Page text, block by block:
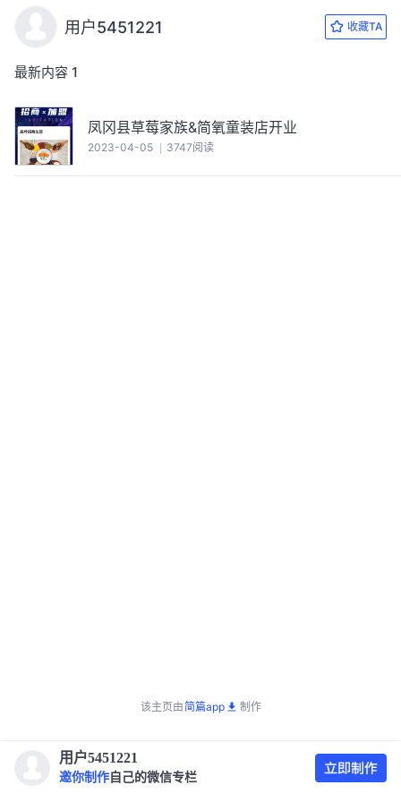
用户5451221 收藏TA
最新内容 1
凤冈县草莓家族&简氧童装店开业
2023-04-05 3747阅读
该主页由简篇app 制作
用户5451221
邀你制作 自己的微信专栏